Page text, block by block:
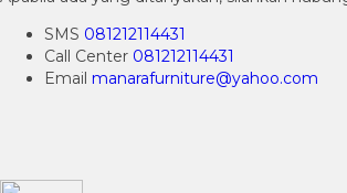
SMS 081212114431
Call Center 081212114431
Email manarafurniture@yahoo.com